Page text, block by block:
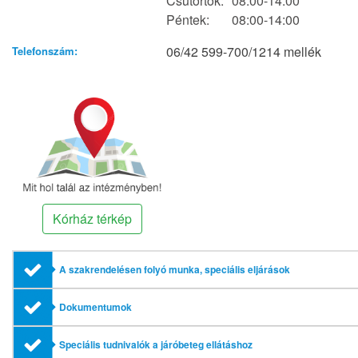
Péntek:
08:00-14:00
Telefonszám: 06/42 599-700/1214 mellék
Kórház térkép
A szakrendelésen folyó munka, speciális eljárások
Dokumentumok
Speciális tudnivalók a járóbeteg ellátáshoz